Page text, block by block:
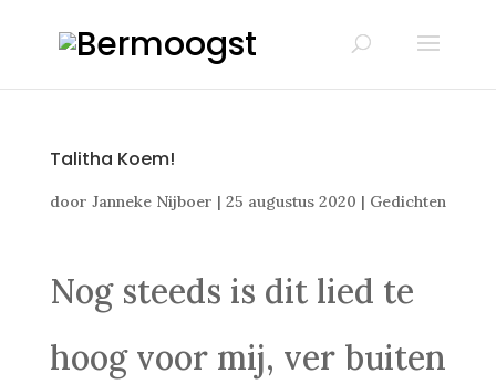
Talitha Koem!
door Janneke Nijboer | 25 augustus 2020 | Gedichten
Nog steeds is dit lied te
hoog voor mij, ver buiten